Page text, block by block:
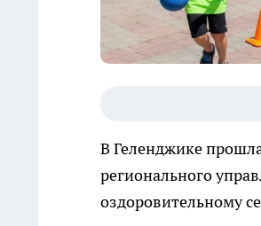
В Геленджике
регионального
оздоровительному